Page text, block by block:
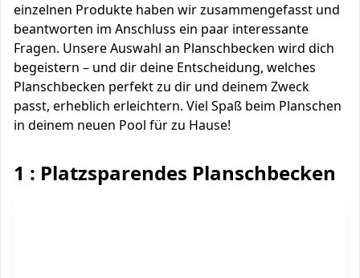
einzelnen Produkte haben wir zusammengefasst und
beantworten im Anschluss ein paar interessante
Fragen. Unsere Auswahl an Planschbecken wird dich
begeistern – und dir deine Entscheidung, welches
Planschbecken perfekt zu dir und deinem Zweck
passt, erheblich erleichtern. Viel Spaß beim Planschen
in deinem neuen Pool für zu Hause!
1 : Platzsparendes Planschbecken